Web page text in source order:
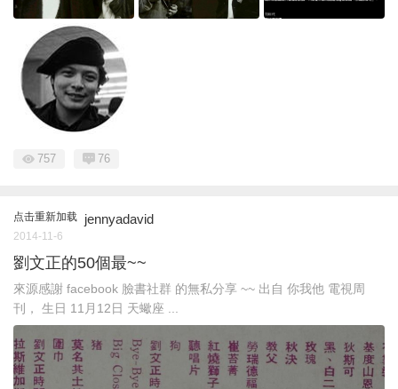
757 76
点击重新加载 jennyadavid
2014-11-6
劉文正的50個最~~
來源感謝 facebook 臉書社群 的無私分享 ~~ 出自 你我他 電視周
刊， 生日 11月12日 天蠍座 ...